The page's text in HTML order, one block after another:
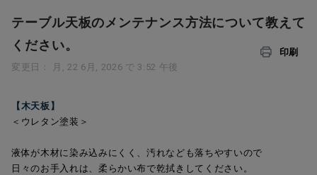
テーブル天板のメンテナンス方法について教えて
ください。
印刷
変更日： 月, 22 6月, 2026 で 3:52 午後
【木天板】
＜ウレタン塗装＞
液体が木材に染み込みにくく、汚れなども落ちやすいので
日々のお手入れは、柔らかい布で乾拭きしてください。